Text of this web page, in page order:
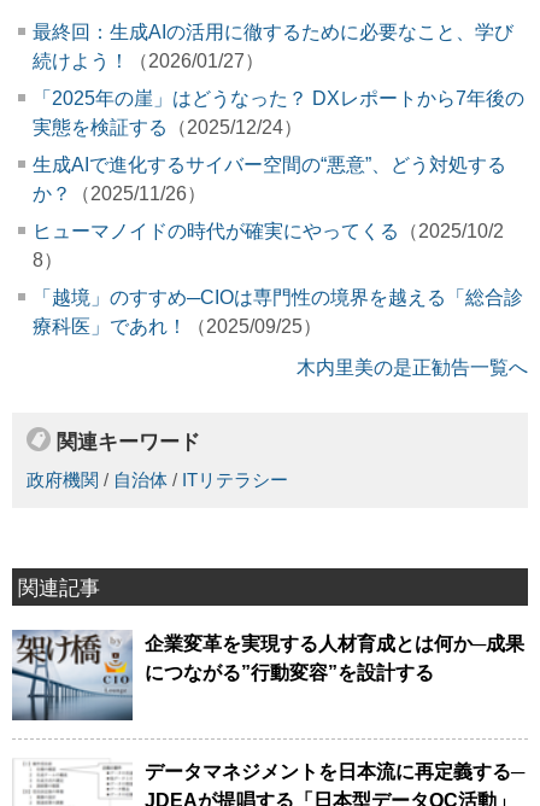
最終回：生成AIの活用に徹するために必要なこと、学び
続けよう！
（2026/01/27）
「2025年の崖」はどうなった？ DXレポートから7年後の
実態を検証する
（2025/12/24）
生成AIで進化するサイバー空間の“悪意”、どう対処する
か？
（2025/11/26）
ヒューマノイドの時代が確実にやってくる
（2025/10/2
8）
「越境」のすすめ─CIOは専門性の境界を越える「総合診
療科医」であれ！
（2025/09/25）
木内里美の是正勧告一覧へ
関連キーワード
政府機関 / 自治体 / ITリテラシー
関連記事
企業変革を実現する人材育成とは何か─成果
につながる”行動変容”を設計する
データマネジメントを日本流に再定義する─
JDEAが提唱する「日本型データQC活動」